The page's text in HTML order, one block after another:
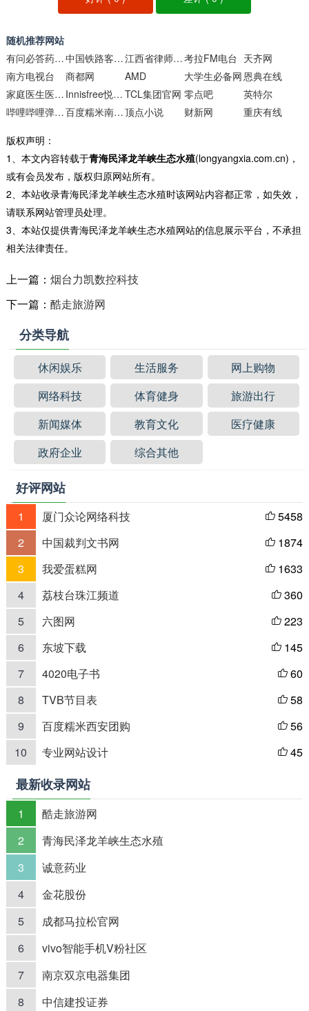
随机推荐网站
有问必答药品库
中国铁路客户服务中心 江西省律师协会考拉FM电台 天齐网
南方电视台
商都网 AMD 大学生必备网恩典在线
家庭医生医院库
Innisfree悦诗风吟中国官方网站 TCL集团官网 零点吧
英特尔
哔哩哔哩弹幕视频网
百度糯米南京团购顶点小说 财新网 重庆有线
版权声明：
1、本文内容转载于青海民泽龙羊峡生态水殖(longyangxia.com.cn)，
或有会员发布，版权归原网站所有。
2、本站收录青海民泽龙羊峡生态水殖时该网站内容都正常，如失效，
请联系网站管理员处理。
3、本站仅提供青海民泽龙羊峡生态水殖网站的信息展示平台，不承担
相关法律责任。
上一篇： 烟台力凯数控科技
下一篇： 酷走旅游网
分类导航
休闲娱乐 生活服务
网上购物
网络科技
体育健身
旅游出行
新闻媒体
教育文化
医疗健康
政府企业
综合其他
好评网站
1 厦门众论网络科技  5458
2
中国裁判文书网  1874
3
我爱蛋糕网  1633
4
荔枝台珠江频道  360
5
六图网  223
6
东坡下载  145
7
4020电子书  60
8
TVB节目表  58
9
百度糯米西安团购  56
10
专业网站设计  45
最新收录网站
1
酷走旅游网
2
青海民泽龙羊峡生态水殖
3
诚意药业
4
金花股份
5
成都马拉松官网
6
vivo智能手机V粉社区
7
南京双京电器集团
8
中信建投证券